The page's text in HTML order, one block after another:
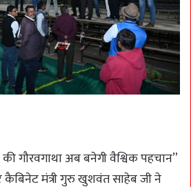
गौरवगाथा अब बनेगी वैश्विक पहचान”
कैबिनेट मंत्री गुरु खुशवंत साहेब जी ने